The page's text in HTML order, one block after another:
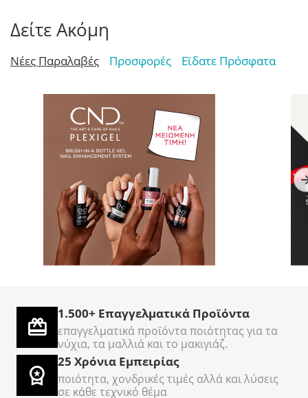
Δείτε Ακόμη
Νέες Παραλαβές Προσφορές Εϊδατε Πρόσφατα
TOP Nails
Επαγγελματικός Κόφτης
Τεμαχίων
5000
AcryLiquid+ Sculpting
3786ml - Υγρό
€50000
1.500+ Επαγγελματικά Προϊόντα
επαγγελματικά προϊόντα ποιότητας για τα
νύχια, τα μαλλιά και το μακιγιάζ.
25 Χρόνια Εμπειρίας
ποιότητα, χονδρικές τιμές αλλά και λύσεις
σε κάθε τεχνικό θέμα